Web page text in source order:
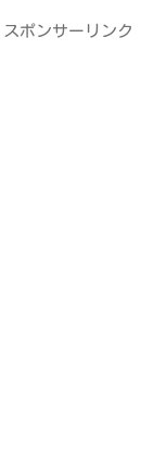
スポンサーリンク